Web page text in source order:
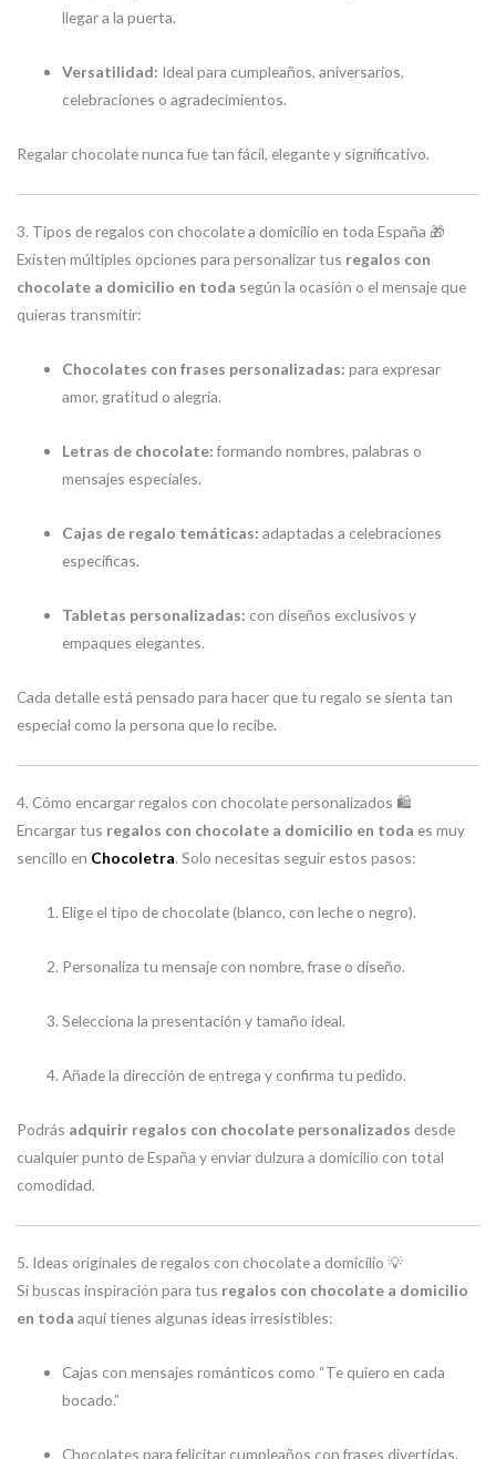
llegar a la puerta.
Versatilidad: Ideal para cumpleaños, aniversarios,
celebraciones o agradecimientos.
Regalar chocolate nunca fue tan fácil, elegante y significativo.
3. Tipos de regalos con chocolate a domicilio en toda España 🎁
Existen múltiples opciones para personalizar tus regalos con
chocolate a domicilio en toda según la ocasión o el mensaje que
quieras transmitir:
Chocolates con frases personalizadas: para expresar
amor, gratitud o alegría.
Letras de chocolate:formando nombres, palabras o
mensajes especiales.
Cajas de regalo temáticas: adaptadas a celebraciones
específicas.
Tabletas personalizadas: con diseños exclusivos y
empaques elegantes.
Cada detalle está pensado para hacer que tu regalo se sienta tan
especial como la persona que lo recibe.
4. Cómo encargar regalos con chocolate personalizados 🛍️
Encargar tus regalos con chocolate a domicilio en toda es muy
sencillo en Chocoletra. Solo necesitas seguir estos pasos:
Elige el tipo de chocolate (blanco, con leche o negro).
Personaliza tu mensaje con nombre, frase o diseño.
Selecciona la presentación y tamaño ideal.
Añade la dirección de entrega y confirma tu pedido.
Podrás adquirir regalos con chocolate personalizados desde
cualquier punto de España y enviar dulzura a domicilio con total
comodidad.
5. Ideas originales de regalos con chocolate a domicilio 💡
Si buscas inspiración para tus regalos con chocolate a domicilio
en toda aquí tienes algunas ideas irresistibles:
Cajas con mensajes románticos como “Te quiero en cada
bocado.”
Chocolates para felicitar cumpleaños con frases divertidas.